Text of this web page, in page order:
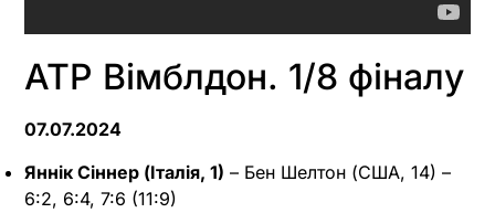
ATP Вімблдон. 1/8 фіналу
07.07.2024
Яннік Сіннер (Італія, 1) – Бен Шелтон (США, 14) –
6:2, 6:4, 7:6 (11:9)